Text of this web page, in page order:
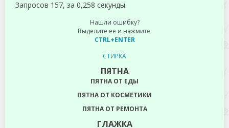
Запросов 157, за 0,258 секунды.
Нашли ошибку?
Выделите ее и нажмите:
CTRL+ENTER
СТИРКА
ПЯТНА
ПЯТНА ОТ ЕДЫ
ПЯТНА ОТ КОСМЕТИКИ
ПЯТНА ОТ РЕМОНТА
ГЛАЖКА